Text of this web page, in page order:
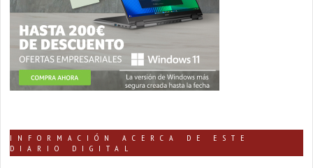
INFORMACIÓN ACERCA DE ESTE
DIARIO DIGITAL